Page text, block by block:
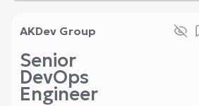
AKDev Group
Senior
DevOps
Engineer